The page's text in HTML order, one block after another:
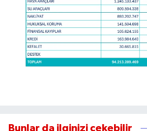
Bunlar da ilginizi çekebilir